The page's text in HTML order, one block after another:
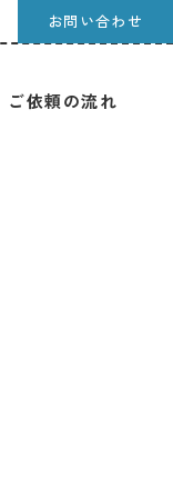
お問い合わせ
ご依頼の流れ